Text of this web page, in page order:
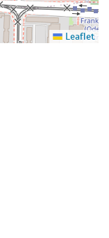
Leaflet